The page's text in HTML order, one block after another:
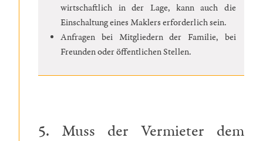
wirtschaftlich in der Lage, kann auch die
Einschaltung eines Maklers erforderlich sein.
Anfragen bei Mitgliedern der Familie, bei
Freunden oder öffentlichen Stellen.
5. Muss der Vermieter dem